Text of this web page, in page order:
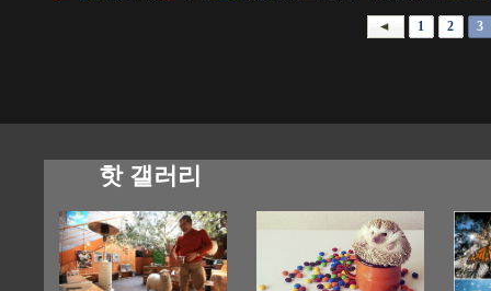
1 2 3
핫 갤러리